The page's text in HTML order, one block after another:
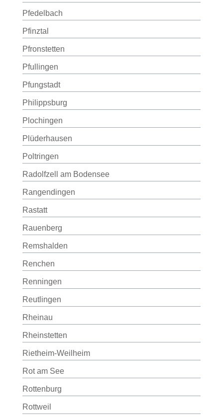
Pfedelbach
Pfinztal
Pfronstetten
Pfullingen
Pfungstadt
Philippsburg
Plochingen
Plüderhausen
Poltringen
Radolfzell am Bodensee
Rangendingen
Rastatt
Rauenberg
Remshalden
Renchen
Renningen
Reutlingen
Rheinau
Rheinstetten
Rietheim-Weilheim
Rot am See
Rottenburg
Rottweil